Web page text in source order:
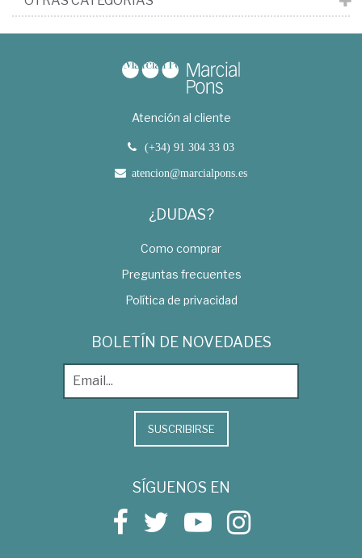
Atención al cliente
(+34) 91 304 33 03
atencion@marcialpons.es
¿DUDAS?
Como comprar
Preguntas frecuentes
Política de privacidad
BOLETÍN DE NOVEDADES
SUSCRIBIRSE
SÍGUENOS EN